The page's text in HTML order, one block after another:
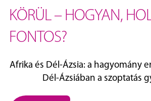
KÖRÜL – HOGYAN,
FONTOS?
Afrika és Dél‑Ázsia: a hagyomány
Dél‑Ázsiában a szoptatás